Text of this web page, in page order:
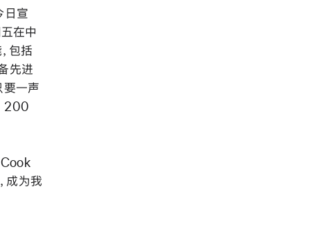
日宣
在中
包括
先进
一声
200
成为我